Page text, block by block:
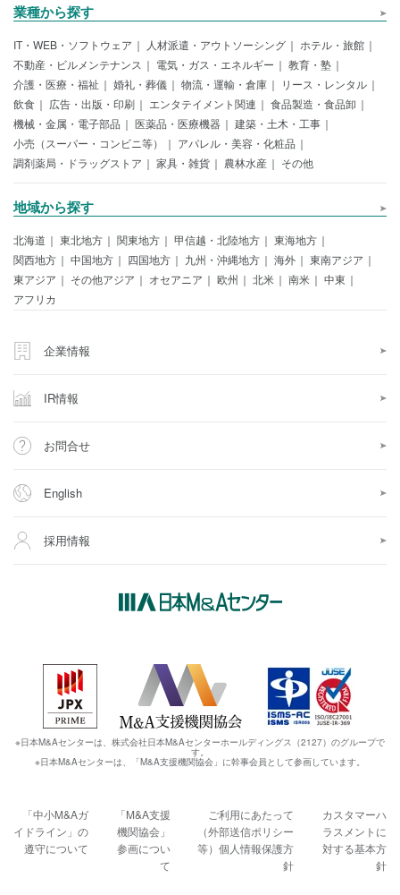
業種から探す
IT・WEB・ソフトウェア 人材派遣・アウトソーシング
ホテル・旅館
不動産・ビルメンテナンス
電気・ガス・エネルギー
教育・塾
介護・医療・福祉
婚礼・葬儀 物流・運輸・倉庫
リース・レンタル
飲食
広告・出版・印刷 エンタテイメント関連
食品製造・食品卸
機械・金属・電子部品
医薬品・医療機器
建築・土木・工事
小売（スーパー・コンビニ等）
アパレル・美容・化粧品
調剤薬局・ドラッグストア
家具・雑貨 農林水産 その他
地域から探す
北海道 東北地方 関東地方 甲信越・北陸地方
東海地方
関西地方
中国地方 四国地方 九州・沖縄地方 海外
東南アジア
東アジア
その他アジア オセアニア 欧州 北米 南米
中東
アフリカ
企業情報
IR情報
お問合せ
English
採用情報
※日本M&Aセンターは、株式会社日本M&Aセンターホールディングス（2127）のグループで
す。
※日本M&Aセンターは、「M&A支援機関協会」に幹事会員として参画しています。
「中小M&Aガ
イドライン」の
遵守について
「M&A支援
機関協会」
参画につい
て
ご利用にあたって
（外部送信ポリシー
等）個人情報保護方
針
カスタマーハ
ラスメントに
対する基本方
針